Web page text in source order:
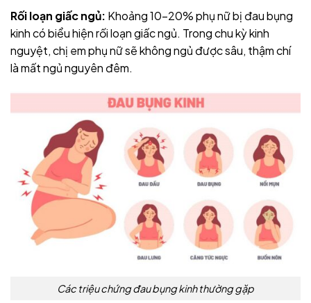
Rối loạn giấc ngủ: Khoảng 10-20% phụ nữ bị đau bụng
kinh có biểu hiện rối loạn giấc ngủ. Trong chu kỳ kinh
nguyệt, chị em phụ nữ sẽ không ngủ được sâu, thậm chí
là mất ngủ nguyên đêm.
Các triệu chứng đau bụng kinh thường gặp